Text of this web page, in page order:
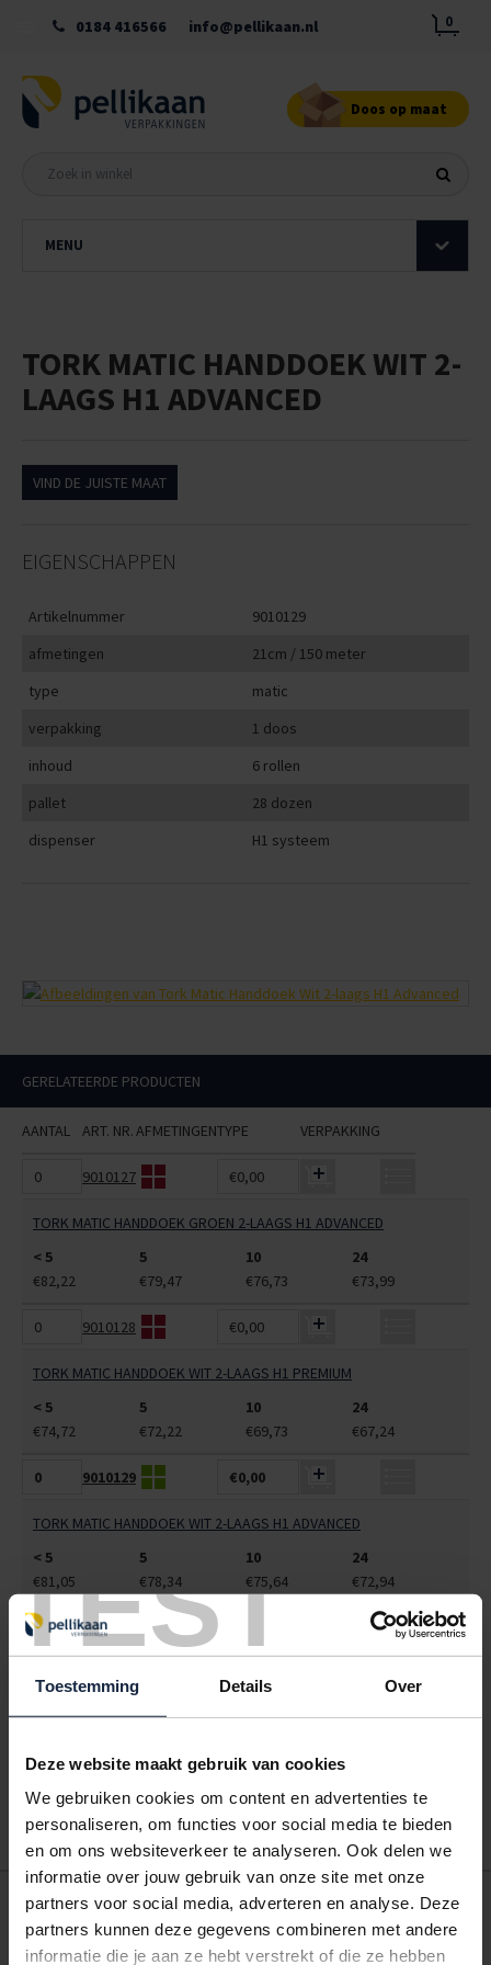
TEST
Toestemming Details Over
Deze website maakt gebruik van cookies
We gebruiken cookies om content en advertenties te
personaliseren, om functies voor social media te bieden
en om ons websiteverkeer te analyseren. Ook delen we
informatie over jouw gebruik van onze site met onze
partners voor social media, adverteren en analyse. Deze
partners kunnen deze gegevens combineren met andere
informatie die je aan ze hebt verstrekt of die ze hebben
0184 416566 info@pellikaan.nl 0
Doos op maat
MENU
TORK MATIC HANDDOEK WIT 2-
LAAGS H1 ADVANCED
VIND DE JUISTE MAAT
EIGENSCHAPPEN
Artikelnummer
9010129
afmetingen
21cm / 150 meter
type
matic
verpakking
1 doos
inhoud
6 rollen
pallet
28 dozen
dispenser
H1 systeem
GERELATEERDE PRODUCTEN
AANTAL ART. NR.AFMETINGENTYPE VERPAKKING
9010127 €0,00
TORK MATIC HANDDOEK GROEN 2-LAAGS H1 ADVANCED
< 5
5 10
24
€82,22
€79,47 €76,73 €73,99
9010128 €0,00
TORK MATIC HANDDOEK WIT 2-LAAGS H1 PREMIUM
< 5
5 10
24
€74,72
€72,22 €69,73 €67,24
9010129 €0,00
TORK MATIC HANDDOEK WIT 2-LAAGS H1 ADVANCED
< 5
5 10
24
€81,05
€78,34 €75,64 €72,94
ALLES BESTELLEN
Gebruik bestel- en offertelijsten om eenvoudig en snel producten
te bestellen. Uw bestel- en offertelijsten kunt u terugvinden in uw
account. Dat pakt altijd goed uit voor uw administratie!
POSTDOOS BEDRUKKEN
Voor een veilige verzending